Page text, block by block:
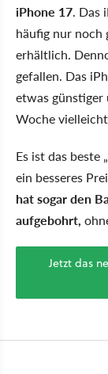
iPhone 17. Das
häufig nur noch
erhältlich.
gefallen. Das
etwas günstiger
Woche
Es ist das beste
ein besseres
hat sogar den
aufgebohrt,
Jetzt das